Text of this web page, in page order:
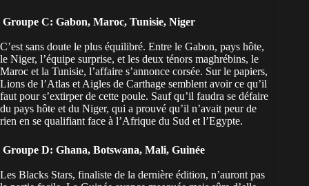
Groupe C: Gabon, Maroc, Tunisie, Niger
C’est sans doute le plus équilibré. Entre le Gabon, pays hôte,
le Niger, l’équipe surprise, et les deux ténors maghrébins, le
Maroc et la Tunisie, l’affaire s’annonce corsée. Sur le papiers,
Lions de l’Atlas et Aigles de Carthage semblent avoir ce qu’il
faut pour s’extirper de cette poule. Sauf qu’il faudra se défaire
du pays hôte et du Niger, qui a prouvé qu’il n’avait peur de
rien en se qualifiant face à l’Afrique du Sud et l’Egypte.
Groupe D: Ghana, Botswana, Mali, Guinée
Les Blacks Stars, finaliste de la dernière édition, n’auront pas